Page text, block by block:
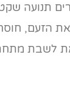
תנועה
הזעם,
לשבת